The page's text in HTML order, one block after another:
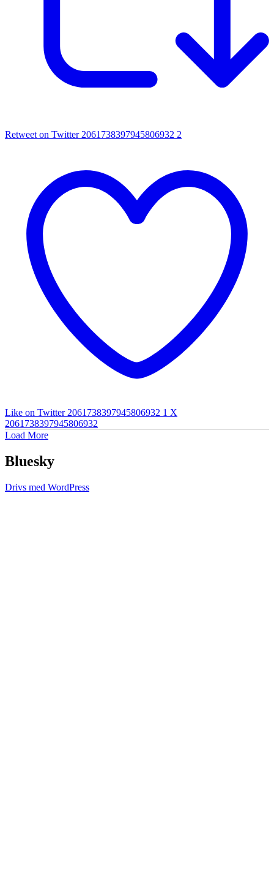
Retweet on Twitter 2061738397945806932 2
Like on Twitter 2061738397945806932 1 X
2061738397945806932
Load More
Bluesky
Drivs med WordPress